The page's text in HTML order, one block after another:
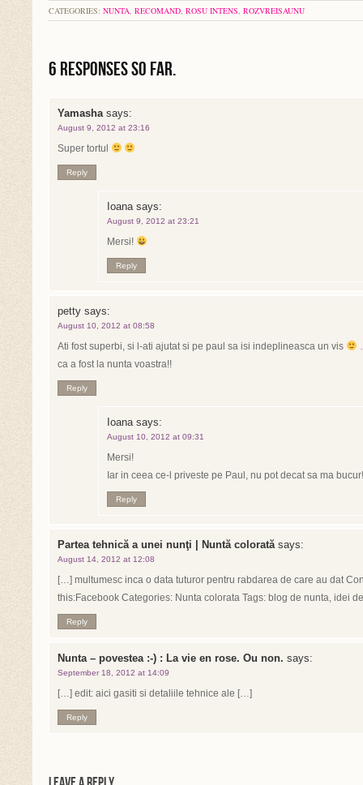
CATEGORIES: NUNTA, RECOMAND, ROSU INTENS, ROZVREISAUNU
6 Responses so far.
Yamasha says:
August 9, 2012 at 23:16
Super tortul
Reply
Ioana says:
August 9, 2012 at 23:21
Mersi!
Reply
petty says:
August 10, 2012 at 08:58
Ati fost superbi, si l-ati ajutat si pe paul sa isi indeplineasca un vis
ca a fost la nunta voastra!!
Reply
Ioana says:
August 10, 2012 at 09:31
Mersi!
Iar in ceea ce-l priveste pe Paul, nu pot decat sa ma
Reply
Partea tehnică a unei nunţi | Nuntă colorată says:
August 14, 2012 at 12:08
[…] multumesc inca o data tuturor pentru rabdarea de care au dat
this:Facebook Categories: Nunta colorata Tags: blog de nunta, idei
Reply
Nunta – povestea :-) : La vie en rose. Ou non. says:
September 18, 2012 at 14:09
[…] edit: aici gasiti si detaliile tehnice ale […]
Reply